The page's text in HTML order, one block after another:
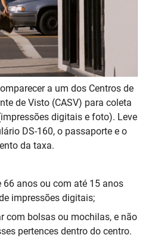
a um dos Centros de
de Visto (CASV) para coleta
digitais e foto). Leve
DS-160, o passaporte e o
da taxa.
anos ou com até 15 anos
impressões digitais;
com bolsas ou mochilas, e não
pertences dentro do centro.